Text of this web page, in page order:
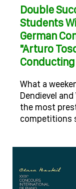
Double
Students
German
"Arturo
What a
Dendievel
the most
competitions